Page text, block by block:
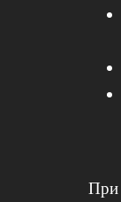
При